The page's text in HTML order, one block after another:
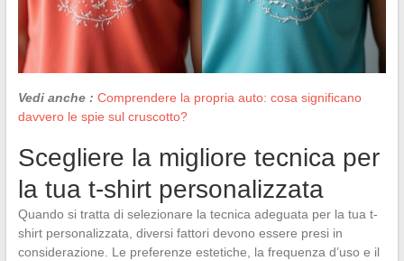
Vedi anche : Comprendere la propria auto: cosa significano
davvero le spie sul cruscotto?
Scegliere la migliore tecnica per
la tua t-shirt personalizzata
Quando si tratta di selezionare la tecnica adeguata per la tua t-
shirt personalizzata, diversi fattori devono essere presi in
considerazione. Le preferenze estetiche, la frequenza d’uso e il